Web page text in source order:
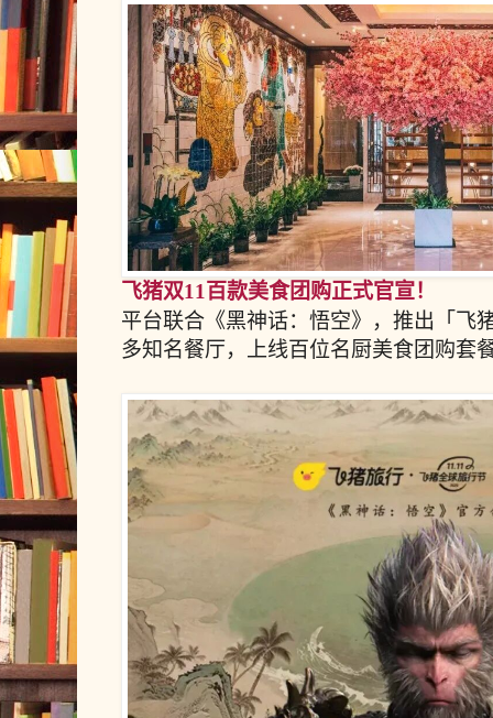
飞猪双11百款美食团购正式官宣！
平台联合《黑神话：悟空》，推出「飞
多知名餐厅，上线百位名厨美食团购套